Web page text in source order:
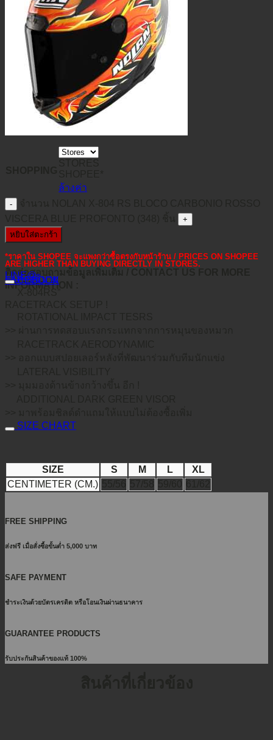
ล้างค่า
หยิบใส่ตะกร้า
*ราคาใน SHOPEE จะแพงกว่าซื้อตรงกับหน้าร้าน / PRICES ON SHOPEE
ARE HIGHER THAN BUYING DIRECTLY IN STORES.
ติดต่อสอบถามข้อมูลเพิ่มเติม / CONTACT US FOR MORE
INFORMATION :
LINE@
FACEBOOK
คำอธิบาย
SIZE CHART
SIZE S M L
XL
CENTIMETER (CM.)
FREE SHIPPING
ส่งฟรี เมื่อสั่งซื้อขั้นต่ำ 5,000 บาท
SAFE PAYMENT
ชำระเงินด้วยบัตรเครดิต หรือโอนเงินผ่านธนาคาร
GUARANTEE PRODUCTS
รับประกันสินค้าของแท้ 100%